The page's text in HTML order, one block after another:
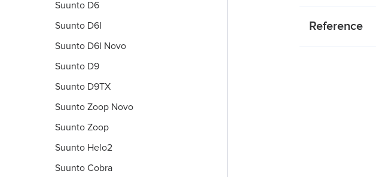
Suunto D6
Suunto D6I
Suunto D6I Novo
Suunto D9
Suunto D9TX
Suunto Zoop Novo
Suunto Zoop
Suunto Helo2
Suunto Cobra
Reference